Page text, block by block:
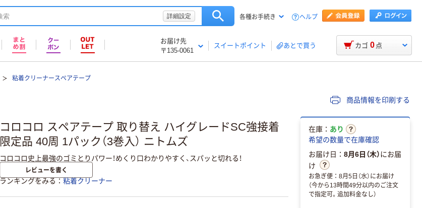
詳細設定 各種お手続き ヘルプ
お届け先
〒135-0061
スイートポイント あとで買う カゴ 0 点
粘着クリーナースペアテープ
商品情報を印刷する
コロコロ スペアテープ 取り替え ハイグレードSC強接着
限定品 40周 1パック（3巻入） ニトムズ
コロコロ史上最強のゴミとりパワー！めくり口わかりやすく、スパッと切れる！
レビューを書く
ランキングをみる 粘着クリーナー
在庫： あり
希望の数量で在庫確認
お届け日： 8月6日（木）にお届
け
お急ぎ便：8月5日（水）にお届け
（今から13時間49分以内のご注文
で指定可。追加料金なし）